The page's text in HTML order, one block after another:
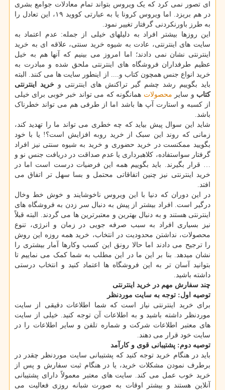
ای تصور نمی کرد که یک ویروس بتواند تمام معادلات جوامع بشری
در هم بریزد. اما ویروس کرونا یا به عبارتی کووید ۱۹، این تعادل را
به طرز باورنکردنی گرفتار تغییر نمود.
این روزها بیشتر افراد به دلیلهای خیلی از جمله: عدم اعتماد به
سایت های اینترنتی، عادت به شیوه خرید سنتی، علاقه ای به خرید
اینترنتی نشان نمی دادند؛ اما امروز می بینیم که آنها هم به خیل
عظیم طرفداران فروشگاه های اینترنتی ملحق شده و مبادرت به
خرید انواع جنس همچون کتاب و.... از اینطور سایت ها می کنند. البته
باید بگوییم رشد چشم گیر تراکنش های اینترنتی و خرید اینترنتی
کتاب و سایر محصولات همانگونه که می تواند خبر خوبی برای خیلی
از کسبه و استارت آپ ها باشد اما از طرفی هم می تواند خطرناک
باشد.
شاید این سوال پیش بیاید که چه خطری می تواند ما را تهدید کند،
زمانی که روند این سبک از خرید روبه افزایش است؟! یا با خود
بگویید ممکنست در خرید حضوری و خرید به شیوه سنتی نیز افراد
گرفتار سواستفاده، کلاهبرداری یا عدم صداقت در دریافت جنس نو و
… قرار بگیرند. باید بگوییم همه این فرضیات درست است اما در
خرید اینترنتی نیز چنین اتفاقاتی محتمل و بسا سهل تر اتفاق می
افتد.
در این دوران که دنیا با این ویروس ناخوشایند و خوش خط وخال
درگیر است. افراد بیشتر از پیش به دنبال سر زدن به فروشگاه های
اینترنتی هستند و به دنبال بهترین و معتبرترین ها می گردند. البته قبلاً
نیز بسیاری افراد به سبب صرفه جویی در زمان و انرژی، تنوع
محصولات، نداشتن محدودیت در انتخاب، خرید همه روزه این روش
را ترجیح می دادند اما حالا رونق این کسب وکارها آمار بیشتری را
نشان میدهد. بنا بر این ما در این مطلب به شما کمک می نماییم تا
بتوانید آسان تر به این فروشگاه ها اعتماد کنید و انتخاب درستی
داشته باشید.
چند سفارش مهم در خرید اینترنتی
توصیه اول: توجه به سایت موردنظر
برای خرید اینترنتی نیاز است که شما اطلاعات دقیقی از سایت
موردنظر داشته باشید و به اطلاعات آن توجه کنید. خیلی از سایت
های معتبر اطلاعات شرکت و شماره تلفن و سایر اطلاعات را در
سایت خود قرار می دهند.
توصیه دوم: پشتیبانی قوی و کارآمد
باید در هنگام خرید توجه کنید که پشتیبانی سایت موردنظر چقدر در
برطرف نمودن مشکلات خرید، یا در هنگام ثبت سفارش و پس از
خرید خوب عمل می کند. سایت های معتبر معمولاً دارای پشتیبانی
آنلاین هستند و بیشتر اوقات به صورت شبانه روزی فعالیت می